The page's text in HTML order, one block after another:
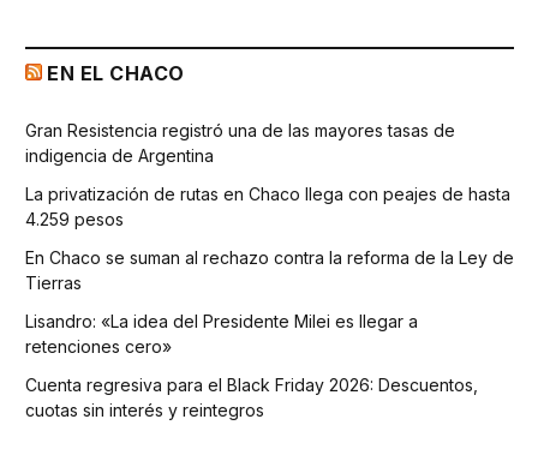
EN EL CHACO
Gran Resistencia registró una de las mayores tasas de
indigencia de Argentina
La privatización de rutas en Chaco llega con peajes de hasta
4.259 pesos
En Chaco se suman al rechazo contra la reforma de la Ley de
Tierras
Lisandro: «La idea del Presidente Milei es llegar a
retenciones cero»
Cuenta regresiva para el Black Friday 2026: Descuentos,
cuotas sin interés y reintegros